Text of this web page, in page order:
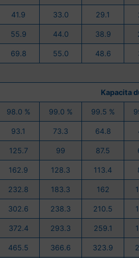
41.9 33.0 29.1
55.9 44.0 38.9
69.8 55.0 48.6
Kapacita
98.0 % 99.0 % 99.5 %
93.1 73.3 64.8
125.7 99 87.5
162.9 128.3 113.4
232.8 183.3 162
302.6 238.3 210.5
372.4 293.3 259.1
465.5 366.6 323.9